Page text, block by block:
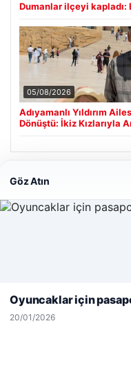
Dumanlar ilçeyi kapladı:
05/08/2026
Adıyamanlı Yıldırım
Dönüştü: İkiz Kızlarıyla
Son Eklenen Firmalar
Hastaş Beton
Web sitemizi nasıl
deneyiminizi
Kabul Et
Göz Atın
Oyuncaklar için
20/01/2026